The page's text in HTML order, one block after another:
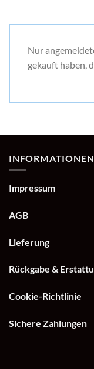
Nur
gekauft haben,
INFORMATIONEN
Impressum
AGB
Lieferung
Rückgabe &
Cookie-Richtlinie
Sichere Zahlungen